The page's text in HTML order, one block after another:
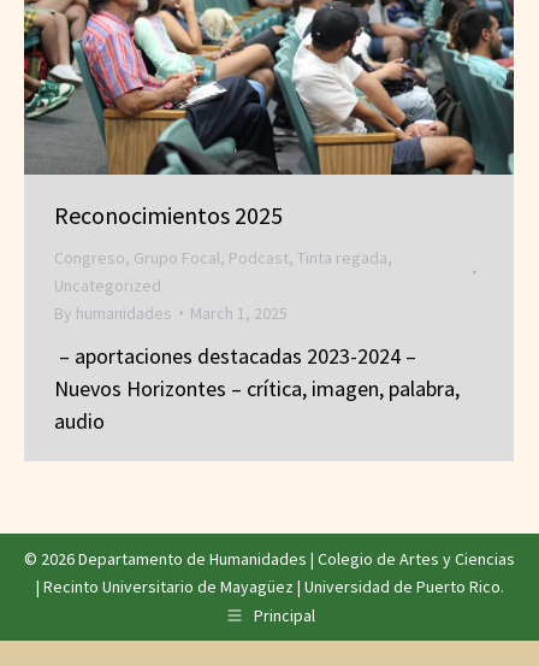
Reconocimientos 2025
Congreso, Grupo Focal, Podcast, Tinta regada,
Uncategorized
By humanidades March 1, 2025
– aportaciones destacadas 2023-2024 –
Nuevos Horizontes – crítica, imagen, palabra,
audio
© 2026 Departamento de Humanidades | Colegio de Artes y Ciencias
| Recinto Universitario de Mayagüez | Universidad de Puerto Rico.
Principal